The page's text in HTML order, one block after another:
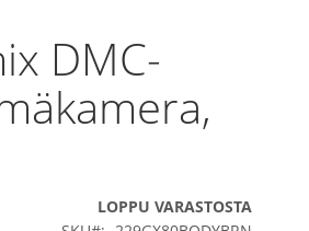
DMC-
LOPPU VARASTOSTA